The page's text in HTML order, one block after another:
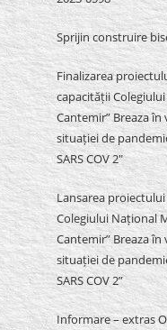
Sprijin construire
Finalizarea
capacității
Cantemir” Breaza
situației de
SARS COV 2″
Lansarea
Colegiului Național
Cantemir” Breaza
situației de
SARS COV 2”
Informare – extras